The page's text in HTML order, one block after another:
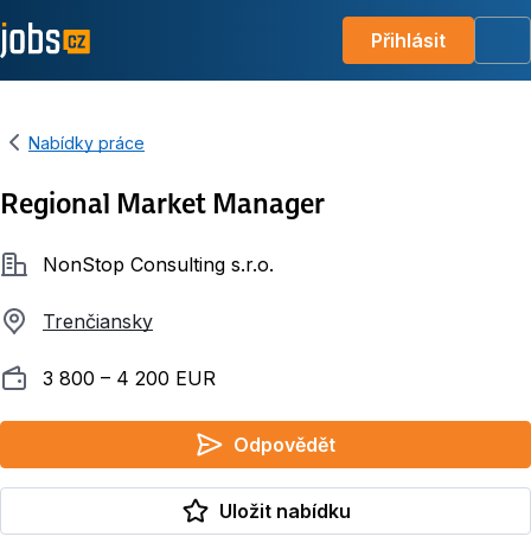
Přihlásit
Nabídky práce
Regional Market Manager
SpolečnostNonStop Consulting s.r.o.
Trenčiansky
Plat 3 800 ‍–‍ 4 200 EUR
Odpovědět
Uložit nabídku